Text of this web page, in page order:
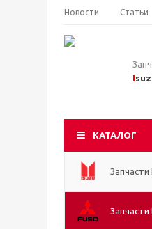
Новости Статьи
I
КАТАЛОГ
Запчасти
Запчасти